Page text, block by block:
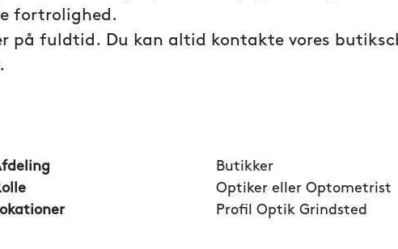
fortrolighed.
på fuldtid. Du kan altid kontakte vores
Butikker
Optiker eller Optometrist
Profil Optik Grindsted